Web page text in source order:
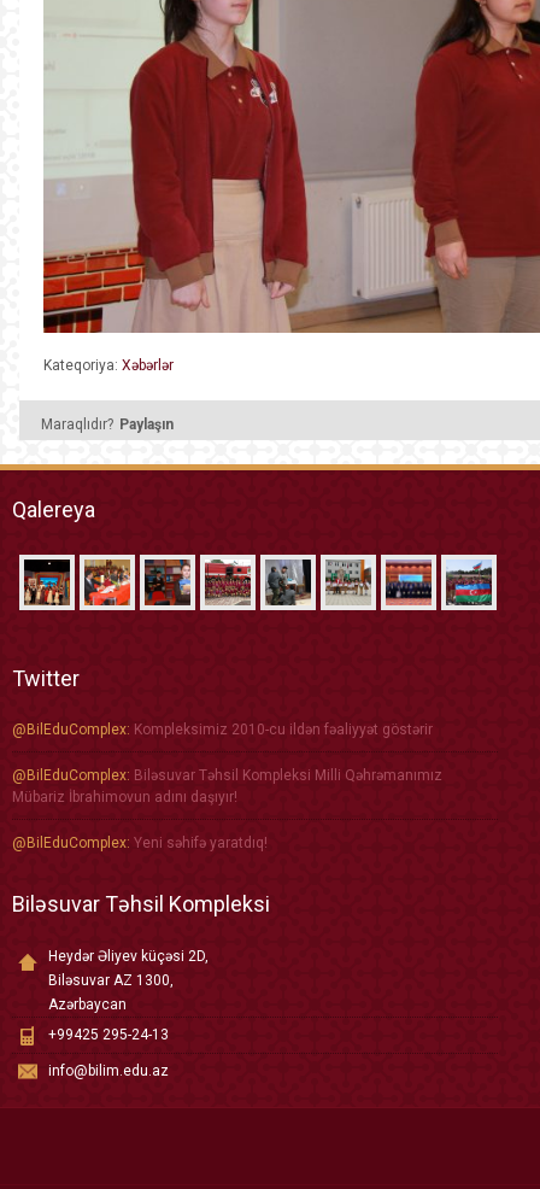
Kateqoriya: Xəbərlər
Maraqlıdır? Paylaşın
Qalereya
Twitter
@BilEduComplex: Kompleksimiz 2010-cu ildən fəaliyyət göstərir
@BilEduComplex: Biləsuvar Təhsil Kompleksi Milli Qəhrəmanımız
Mübariz İbrahimovun adını daşıyır!
@BilEduComplex: Yeni səhifə yaratdıq!
Biləsuvar Təhsil Kompleksi
Heydər Əliyev küçəsi 2D,
Biləsuvar AZ 1300,
Azərbaycan
+99425 295-24-13
info@bilim.edu.az